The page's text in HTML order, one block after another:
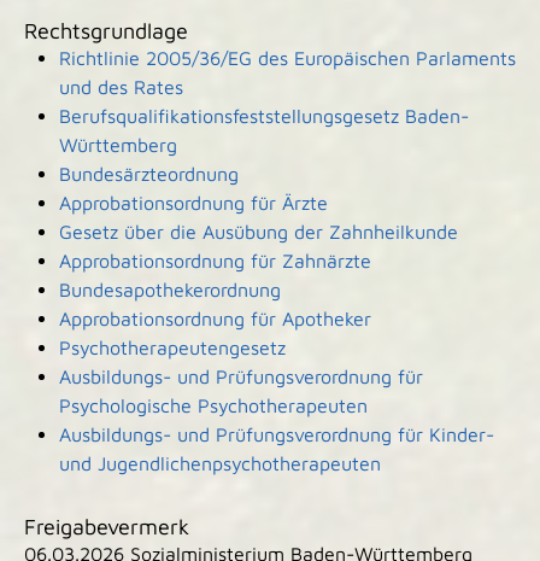
Rechtsgrundlage
Richtlinie 2005/36/EG des Europäischen Parlaments
und des Rates
Berufsqualifikationsfeststellungsgesetz Baden-
Württemberg
Bundesärzteordnung
Approbationsordnung für Ärzte
Gesetz über die Ausübung der Zahnheilkunde
Approbationsordnung für Zahnärzte
Bundesapothekerordnung
Approbationsordnung für Apotheker
Psychotherapeutengesetz
Ausbildungs- und Prüfungsverordnung für
Psychologische Psychotherapeuten
Ausbildungs- und Prüfungsverordnung für Kinder-
und Jugendlichenpsychotherapeuten
Freigabevermerk
06.03.2026 Sozialministerium Baden-Württemberg